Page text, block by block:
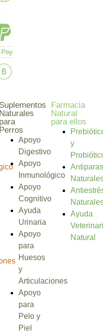
Suplementos
Naturales
para
Perros
Apoyo
Digestivo
Apoyo
Inmunológico
Apoyo
Cognitivo
Ayuda
Urinaria
Apoyo
para
Huesos
y
Articulaciones
Apoyo
para
Pelo y
Piel
Farmacia
Natural
para ellos
y
Ayuda
Natural